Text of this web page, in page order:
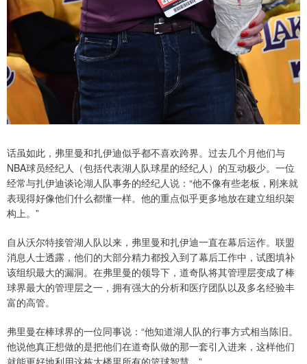
话虽如此，弗里曼和扎伊迪似乎都不喜欢跨界。过去几个月他们与
NBA球员经纪人（包括代表湖人队球星的经纪人）的互动极少。一位
经常与扎伊迪谈论湖人队事务的经纪人说：“他不像有些老板，刚来就
表现得好像他们什么都懂一样。他的重点似乎更多地放在建立组织架
构上。”
自从沃尔特接管湖人队以来，弗里曼和扎伊迪一直在幕后运作。联盟
消息人士透露，他们的大部分精力都投入到了幕后工作中，试图填补
该组织最大的漏洞。在弗里曼的领导下，道奇队将其管理层变成了棒
球界最大的管理层之一，拥有强大的分析和医疗团队以及多名经验丰
富的高管。
弗里曼在棒球界的一位同事说：“他知道湖人队的行事方式相当陈旧。
他说他真正想做的是把他们在道奇队做的那一套引入进来，这样他们
就能更好地利用这栋大楼里所有的篮球智慧。”